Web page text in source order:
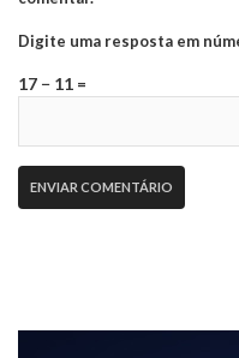
Digite uma resposta em
17 − 11 =